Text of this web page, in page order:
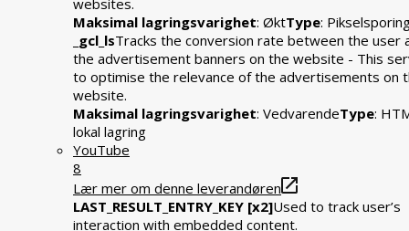
Maksimal lagringsvarighet: ØktType:
_gcl_lsTracks the conversion rate between the user
the advertisement banners on the website - This
to optimise the relevance of the advertisements on
website.
Maksimal lagringsvarighet: VedvarendeType:
lokal lagring
YouTube
8
Lær mer om denne leverandøren
LAST_RESULT_ENTRY_KEY [x2]Used to track user’s
interaction with embedded content.